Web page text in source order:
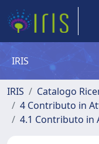
IRIS
IRIS
Catalogo
4 Contributo in
4.1 Contributo in